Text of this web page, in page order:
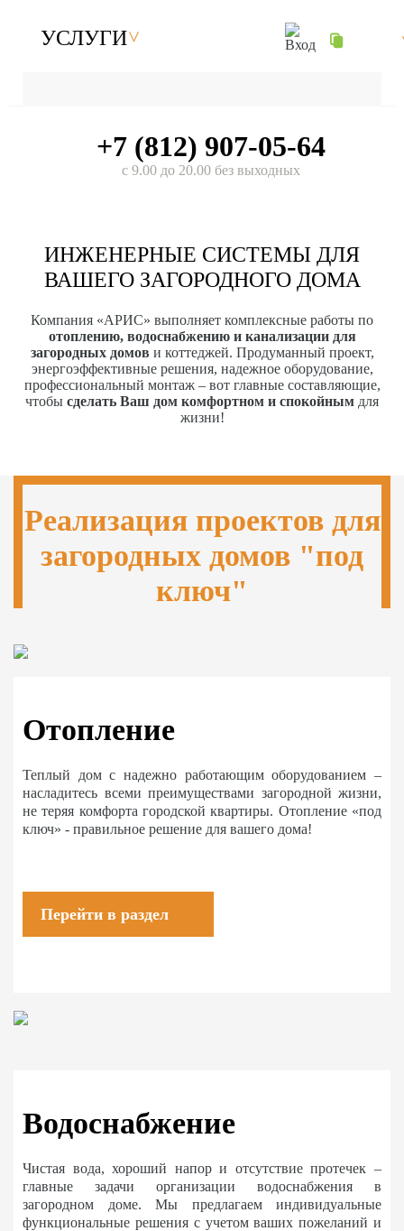
УСЛУГИ
+7 (812) 907-05-64
с 9.00 до 20.00 без выходных
ИНЖЕНЕРНЫЕ СИСТЕМЫ ДЛЯ
ВАШЕГО ЗАГОРОДНОГО ДОМА
Компания «АРИС» выполняет комплексные работы по
отоплению, водоснабжению и канализации для
загородных домов и коттеджей. Продуманный проект,
энергоэффективные решения, надежное оборудование,
профессиональный монтаж – вот главные составляющие,
чтобы сделать Ваш дом комфортном и спокойным для
жизни!
Реализация проектов для
загородных домов "под
ключ"
Отопление
Теплый дом с надежно работающим оборудованием –
насладитесь всеми преимуществами загородной жизни,
не теряя комфорта городской квартиры. Отопление «под
ключ» - правильное решение для вашего дома!
Перейти в раздел
Водоснабжение
Чистая вода, хороший напор и отсутствие протечек –
главные задачи организации водоснабжения в
загородном доме. Мы предлагаем индивидуальные
функциональные решения с учетом ваших пожеланий и